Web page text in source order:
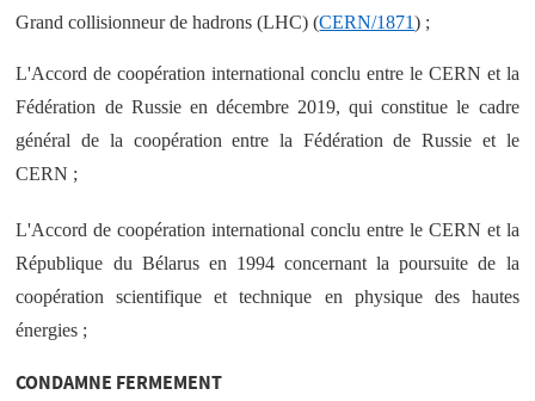
Grand collisionneur de hadrons (LHC) (CERN/1871) ;
L'Accord de coopération international conclu entre le CERN et la
Fédération de Russie en décembre 2019, qui constitue le cadre
général de la coopération entre la Fédération de Russie et le
CERN ;
L'Accord de coopération international conclu entre le CERN et la
République du Bélarus en 1994 concernant la poursuite de la
coopération scientifique et technique en physique des hautes
énergies ;
CONDAMNE FERMEMENT